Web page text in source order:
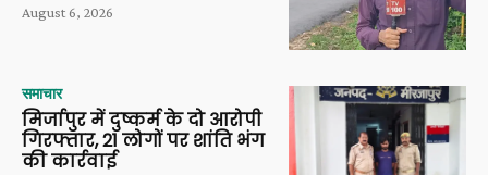
August 6, 2026
समाचार
मिर्जापुर में दुष्कर्म के दो आरोपी
गिरफ्तार, 21 लोगों पर शांति भंग
की कार्रवाई